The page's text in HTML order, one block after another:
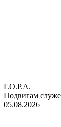
Г.О.Р.А.
Подвигам
05.08.2026